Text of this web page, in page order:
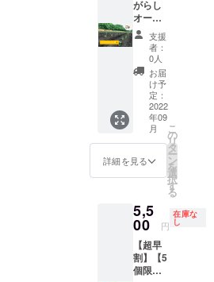
うがら
しでは
乾燥保
存は不
可。
ていた
だいた
後、ご
希望に
応じ
て、送
付する
ことも
可能 保
存方
法） 冷
存：乾
燥しな
に保存
袋や
ラップ
で密閉
し、野
菜室に
など 保
存方
法） 冷
蔵保
存：乾
燥しな
いよう
に保存
袋や
ラップ
菜室に
入れ
みの原
因にな
るた
め、拭
きと
る。 冷
9月を想
定 詳
細は生
育状況
を見
て、改
めて決
定させ
ていた
だきま
す。詳
メール
にてご
– 8種
類程度
のとう
がらし
を楽し
んでい
いしい
とうが
らしの
魅力を
伝えま
す！ オ
ンライ
ン教室
の当
日、私
たちも
参加し
て、と
いて説
明をし
ます！
詳細）
ｰ
2020年
プ、パ
シー
ヤ、チ
レポブ
ラー
ノ、ト
ティー
ヨ 上
記も含
めて全
部で
10〜15
ので、
その中
種類送
りま
す。
からな
い方向
け！
フード
プラン
ナー中
山晴奈
さんに
とうが
らしの
料理の
仕方を
教えて
もらい
いしく
料理し
て食べ
てみよ
う！と
いう企
がらし
オー
ナー権
（10株
分）】
※3名限
定 来
年、あ
なたの
ために
とうが
らしを
育てま
す！ と
オー
ナーに
なりま
せん
か？ 詳
細） ・
支援
者：
0人
お届
け予
定：
2022
年09
月
詳細を見る
こ
の
リ
タ
ー
ン
を
選
択
す
る
5,5
00 円
在庫な
し
【超早
割】【5
個限